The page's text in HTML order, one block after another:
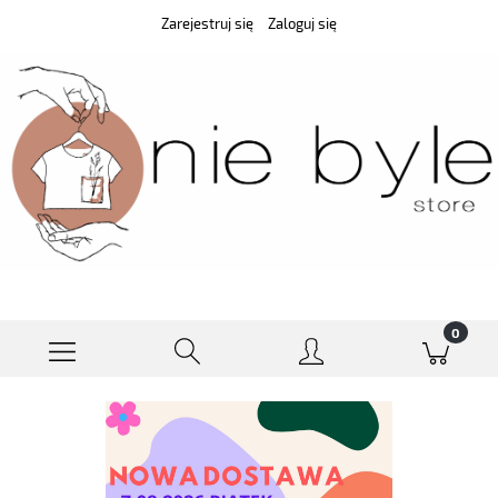
Zarejestruj się Zaloguj się